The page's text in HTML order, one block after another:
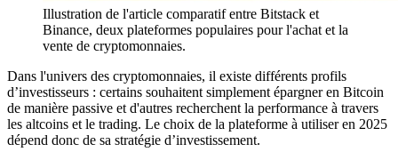
Illustration de l'article comparatif entre Bitstack et
Binance, deux plateformes populaires pour l'achat et la
vente de cryptomonnaies.
Dans l'univers des cryptomonnaies, il existe différents profils
d’investisseurs : certains souhaitent simplement épargner en Bitcoin
de manière passive et d'autres recherchent la performance à travers
les altcoins et le trading. Le choix de la plateforme à utiliser en 2025
dépend donc de sa stratégie d’investissement.